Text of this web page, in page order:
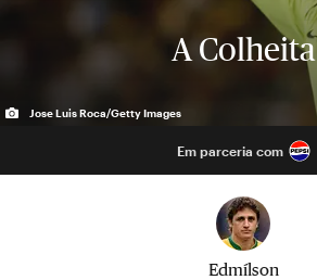
A Colheita
Jose Luis Roca/Getty Images
Em parceria com
Edmílson